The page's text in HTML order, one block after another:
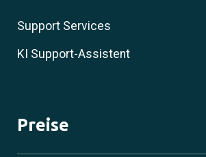
Support Services
KI Support-Assistent
Preise